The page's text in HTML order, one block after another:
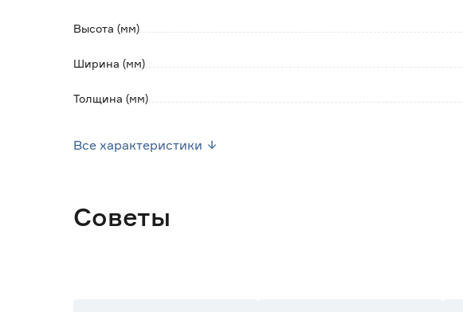
Высота (мм)
Ширина (мм)
Толщина (мм)
Все характеристики
Советы